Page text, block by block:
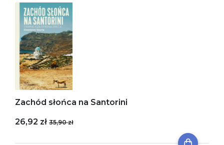
Zachód słońca na Santorini
26,92 zł 35,90 zł